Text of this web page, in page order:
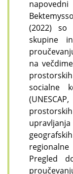
(2022) so
skupine
na
socialne
Pregled